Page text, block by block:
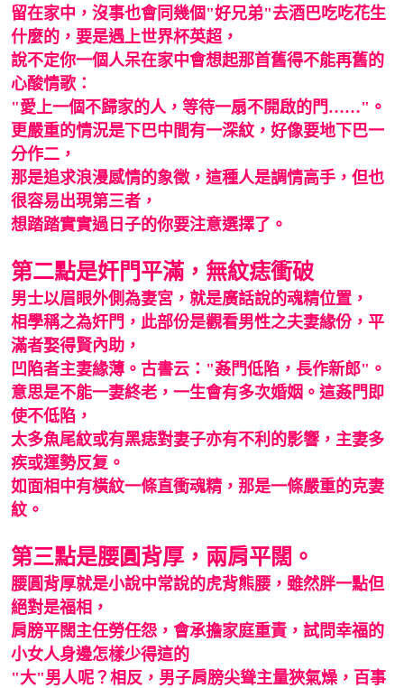
留在家中，沒事也會同幾個"好兄弟"去酒巴吃吃花生
什麼的，要是遇上世界杯英超，
說不定你一個人呆在家中會想起那首舊得不能再舊的
心酸情歌：
"愛上一個不歸家的人，等待一扇不開啟的門……"。
更嚴重的情況是下巴中間有一深紋，好像要地下巴一
分作二，
那是追求浪漫感情的象徵，這種人是調情高手，但也
很容易出現第三者，
想踏踏實實過日子的你要注意選擇了。
第二點是奸門平滿，無紋痣衝破
男士以眉眼外側為妻宮，就是廣話說的魂精位置，
相學稱之為奸門，此部份是觀看男性之夫妻緣份，平
滿者娶得賢內助，
凹陷者主妻緣薄。古書云："姦門低陷，長作新郎"。
意思是不能一妻終老，一生會有多次婚姻。這姦門即
使不低陷，
太多魚尾紋或有黑痣對妻子亦有不利的影響，主妻多
疾或運勢反复。
如面相中有橫紋一條直衝魂精，那是一條嚴重的克妻
紋。
第三點是腰圓背厚，兩肩平闊。
腰圓背厚就是小說中常說的虎背熊腰，雖然胖一點但
絕對是福相，
肩膀平闊主任勞任怨，會承擔家庭重責，試問幸福的
小女人身邊怎樣少得這的
"大"男人呢？相反，男子肩膀尖聳主量狹氣燥，百事